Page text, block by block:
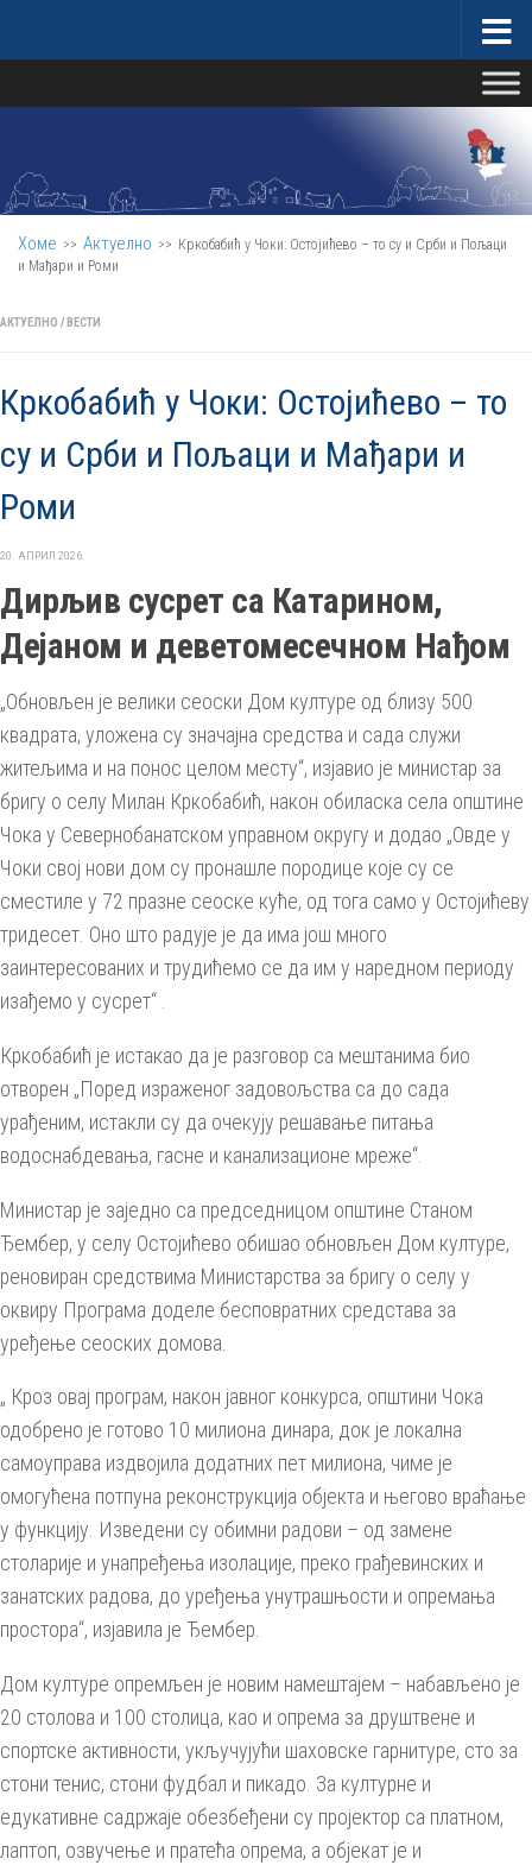
Хоме >> Актуелно >> Кркобабић у Чоки: Остојићево – то су и Срби и Пољаци
и Мађари и Роми
АКТУЕЛНО /ВЕСТИ
Кркобабић у Чоки: Остојићево – то
су и Срби и Пољаци и Мађари и
Роми
20. АПРИЛ 2026.
Дирљив сусрет са Катарином,
Дејаном и деветомесечном Нађом
„Обновљен је велики сеоски Дом културе од близу 500
квадрата, уложена су значајна средства и сада служи
житељима и на понос целом месту“, изјавио је министар за
бригу о селу Милан Кркобабић, након обиласка села општине
Чока у Севернобанатском управном округу и додао „Овде у
Чоки свој нови дом су пронашле породице које су се
сместиле у 72 празне сеоске куће, од тога само у Остојићеву
тридесет. Оно што радује је да има још много
заинтересованих и трудићемо се да им у наредном периоду
изађемо у сусрет“ .
Кркобабић је истакао да је разговор са мештанима био
отворен „Поред израженог задовољства са до сада
урађеним, истакли су да очекују решавање питања
водоснабдевања, гасне и канализационе мреже“.
Министар је заједно са председницом општине Станом
Ђембер, у селу Остојићево обишао обновљен Дом културе,
реновиран средствима Министарства за бригу о селу у
оквиру Програма доделе бесповратних средстава за
уређење сеоских домова.
„ Кроз овај програм, након јавног конкурса, општини Чока
одобрено је готово 10 милиона динара, док је локална
самоуправа издвојила додатних пет милиона, чиме је
омогућена потпуна реконструкција објекта и његово враћање
у функцију. Изведени су обимни радови – од замене
столарије и унапређења изолације, преко грађевинских и
занатских радова, до уређења унутрашњости и опремања
простора“, изјавила је Ђембер.
Дом културе опремљен је новим намештајем – набављено је
20 столова и 100 столица, као и опрема за друштвене и
спортске активности, укључујући шаховске гарнитуре, сто за
стони тенис, стони фудбал и пикадо. За културне и
едукативне садржаје обезбеђени су пројектор са платном,
лаптоп, озвучење и пратећа опрема, а објекат је и